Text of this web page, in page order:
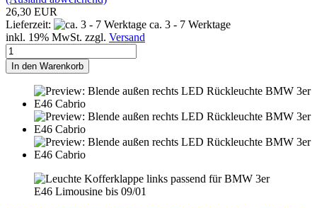
26,30 EUR
Lieferzeit:
ca. 3 - 7 Werktage
inkl. 19% MwSt. zzgl. Versand
In den Warenkorb